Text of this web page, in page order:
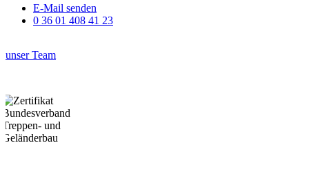
E-Mail senden
0 36 01 408 41 23
unser Team